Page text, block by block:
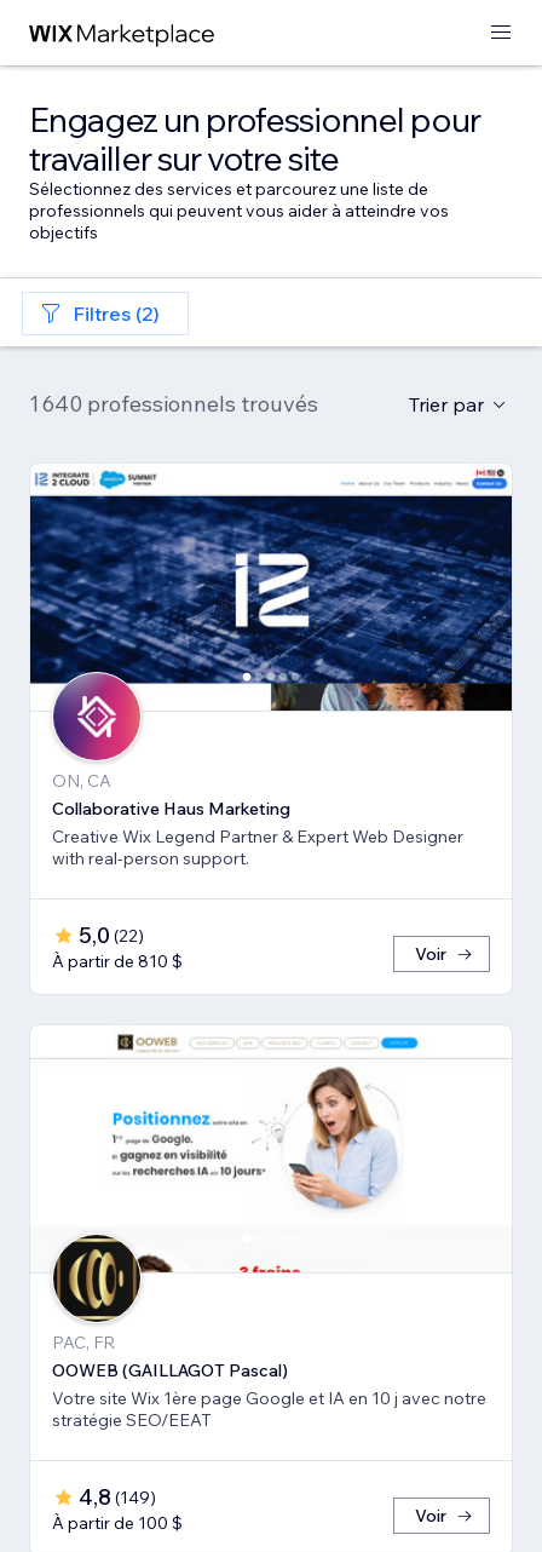
Engagez un professionnel pour
travailler sur votre site
Sélectionnez des services et parcourez une liste de
professionnels qui peuvent vous aider à atteindre vos
objectifs
Filtres (2)
1 640 professionnels trouvés Trier par
ON, CA
Collaborative Haus Marketing
Creative Wix Legend Partner & Expert Web Designer
with real-person support.
5,0 (22)
À partir de 810 $
Voir
PAC, FR
OOWEB (GAILLAGOT Pascal)
Votre site Wix 1ère page Google et IA en 10 j avec notre
stratégie SEO/EEAT
4,8 (149)
À partir de 100 $
Voir